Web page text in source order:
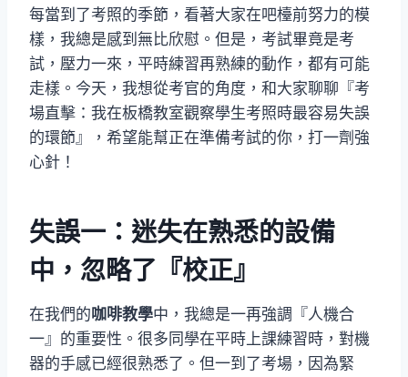
每當到了考照的季節，看著大家在吧檯前努力的模
樣，我總是感到無比欣慰。但是，考試畢竟是考
試，壓力一來，平時練習再熟練的動作，都有可能
走樣。今天，我想從考官的角度，和大家聊聊『考
場直擊：我在板橋教室觀察學生考照時最容易失誤
的環節』，希望能幫正在準備考試的你，打一劑強
心針！
失誤一：迷失在熟悉的設備
中，忽略了『校正』
在我們的咖啡教學中，我總是一再強調『人機合
一』的重要性。很多同學在平時上課練習時，對機
器的手感已經很熟悉了。但一到了考場，因為緊